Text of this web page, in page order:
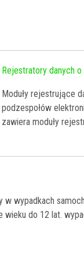
Rejestratory danych
Moduły rejestrujące
podzespołów
zawiera moduły
wypadkach
do 12 lat.